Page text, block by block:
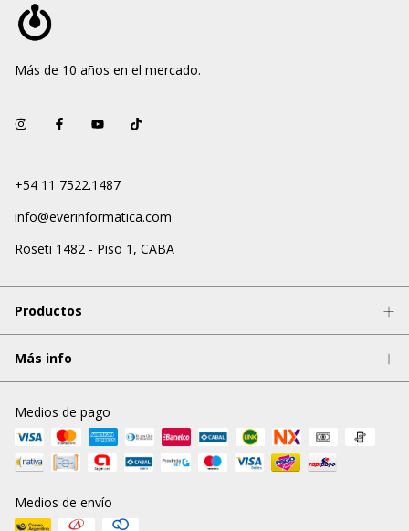
Más de 10 años en el mercado.
+54 11 7522.1487
info@everinformatica.com
Roseti 1482 - Piso 1, CABA
Productos
Más info
Medios de pago
Medios de envío